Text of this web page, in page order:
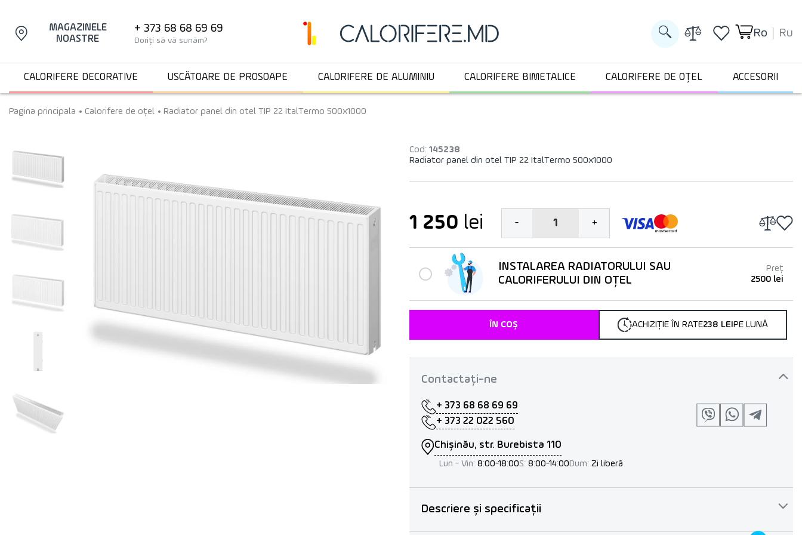
MAGAZINELE
NOASTRE
+ 373 68 68 69 69
Doriți să vă sunăm?
Ro Ru
CALORIFERE DECORATIVE USCĂTOARE DE PROSOAPE CALORIFERE DE ALUMINIU CALORIFERE BIMETALICE CALORIFERE DE OȚEL ACCESORII
Pagina principala Calorifere de oțel Radiator panel din otel TIP 22 ItalTermo 500х1000
Cod: 145238
Radiator panel din otel TIP 22 ItalTermo 500х1000
1 250 lei - 1 +
INSTALAREA RADIATORULUI SAU
CALORIFERULUI DIN OȚEL
Preț
2500 lei
ÎN COȘ ACHIZIȚIE ÎN RATE238 LEIPE LUNĂ
Contactați-ne
+ 373 68 68 69 69
+ 373 22 022 560
Chișinău, str. Burebista 110
Lun - Vin: 8:00-18:00S: 8:00-14:00Dum: Zi liberă
Descriere și specificații